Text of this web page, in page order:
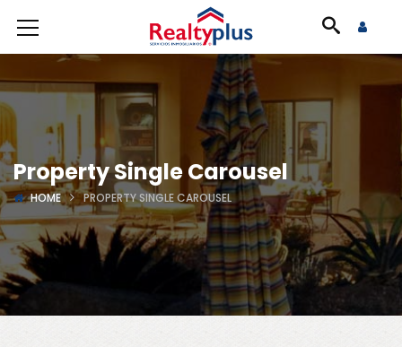
Property Single Carousel
HOME PROPERTY SINGLE CAROUSEL